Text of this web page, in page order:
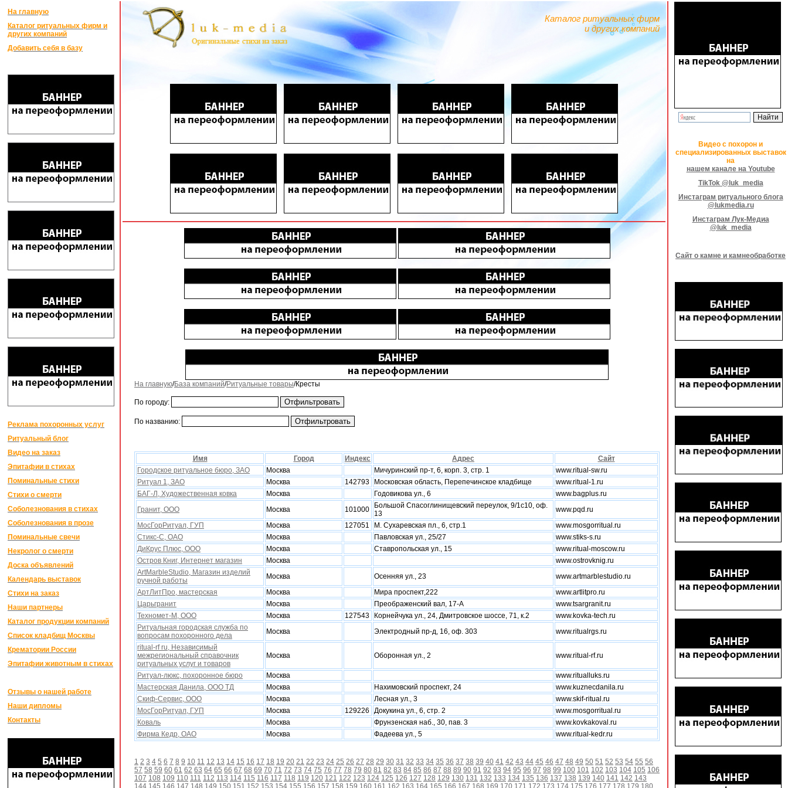
На главную
Каталог ритуальных фирм и
других компаний
Добавить себя в базу
Реклама похоронных услуг
Ритуальный блог
Видео на заказ
Эпитафии в стихах
Поминальные стихи
Стихи о смерти
Соболезнования в стихах
Соболезнования в прозе
Поминальные свечи
Некролог о смерти
Доска объявлений
Календарь выставок
Стихи на заказ
Наши партнеры
Каталог продукции компаний
Список кладбищ Москвы
Крематории России
Эпитафии животным в стихах
Отзывы о нашей работе
Наши дипломы
Контакты
Каталог ритуальных фирм
и других компаний
На главную/База компаний/Ритуальные товары/Кресты
По городу:
По названию:
Имя Город Индекс Адрес
Сайт
Городское ритуальное бюро, ЗАО
Москва Мичуринский пр-т, 6, корп. 3, стр. 1
www.ritual-sw.ru
Ритуал 1, ЗАО
Москва 142793 Московская область, Перепечинское кладбище
www.ritual-1.ru
БАГ-Л, Xудожественная ковка
Москва Годовикова ул., 6
www.bagplus.ru
Гранит, ООО
Москва 101000
Большой Спасоглинищевский переулок, 9/1с10, оф.
13
www.pqd.ru
МосГорРитуал, ГУП
Москва 127051 М. Сухаревская пл., 6, стр.1
www.mosgorritual.ru
Стикс-С, ОАО
Москва Павловская ул., 25/27
www.stiks-s.ru
ДиКрус Плюс, ООО
Москва Ставропольская ул., 15
www.ritual-moscow.ru
Остров Книг, Интернет магазин
Москва
www.ostrovknig.ru
ArtMarbleStudio, Магазин изделий
ручной работы
Москва Осенняя ул., 23
www.artmarblestudio.ru
АртЛитПро, мастерская
Москва Мира проспект,222
www.artlitpro.ru
Царьгранит
Москва Преображенский вал, 17-А
www.tsargranit.ru
Техномет-М, ООО
Москва 127543 Корнейчука ул., 24, Дмитровское шоссе, 71, к.2
www.kovka-tech.ru
Ритуальная городская служба по
вопросам похоронного дела
Москва Электродный пр-д, 16, оф. 303
www.ritualrgs.ru
ritual-rf ru, Независимый
межрегиональный справочник
ритуальныx услуг и товаров
Москва Оборонная ул., 2 www.ritual-rf.ru
Ритуал-люкс, похоронное бюро Москва
www.ritualluks.ru
Мастерская Данила, ООО ТД
Москва Нахимовский проспект, 24
www.kuznecdanila.ru
Скиф-Сервис, ООО
Москва Лесная ул., 3
www.skif-ritual.ru
МосГорРитуал, ГУП
Москва 129226 Докукина ул., 6, стр. 2
www.mosgorritual.ru
Коваль
Москва Фрунзенская наб., 30, пав. 3
www.kovkakoval.ru
Фирма Кедр, ОАО
Москва Фадеева ул., 5 www.ritual-kedr.ru
1 2 3 4 5 6 7 8 9 10 11 12 13 14 15 16 17 18 19 20 21 22 23 24 25 26 27 28 29 30 31 32 33 34 35 36 37 38 39 40 41 42 43 44 45 46 47 48 49 50 51 52 53 54 55 56
57 58 59 60 61 62 63 64 65 66 67 68 69 70 71 72 73 74 75 76 77 78 79 80 81 82 83 84 85 86 87 88 89 90 91 92 93 94 95 96 97 98 99 100 101 102 103 104 105 106
107 108 109 110 111 112 113 114 115 116 117 118 119 120 121 122 123 124 125 126 127 128 129 130 131 132 133 134 135 136 137 138 139 140 141 142 143
144 145 146 147 148 149 150 151 152 153 154 155 156 157 158 159 160 161 162 163 164 165 166 167 168 169 170 171 172 173 174 175 176 177 178 179 180
Видео с похорон и
специализированных выставок
на
нашем канале на Youtube
TikTok @luk_media
Инстаграм ритуального блога
@lukmedia.ru
Инстаграм Лук-Медиа
@luk_media
Сайт о камне и камнеобработке